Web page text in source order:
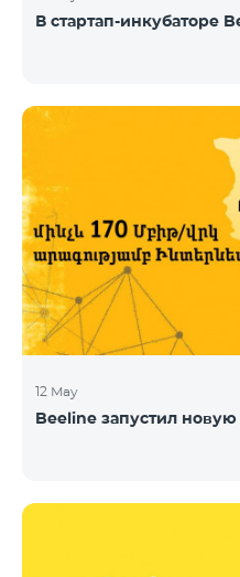
В стартап-инкубаторе
12 May
Beeline запустил